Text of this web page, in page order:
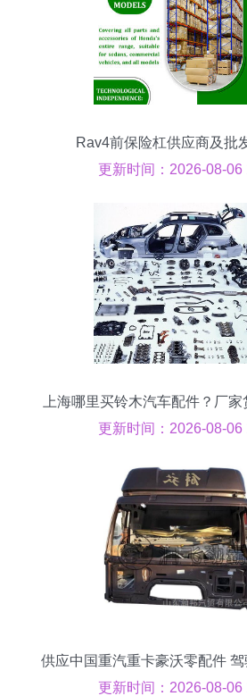
Rav4前保险杠供应商及批
更新时间：2026-08-06
上海哪里买铃木汽车配件？厂
攻略
更新时间：2026-08-06
供应中国重汽重卡豪沃零配件
解析
更新时间：2026-08-06